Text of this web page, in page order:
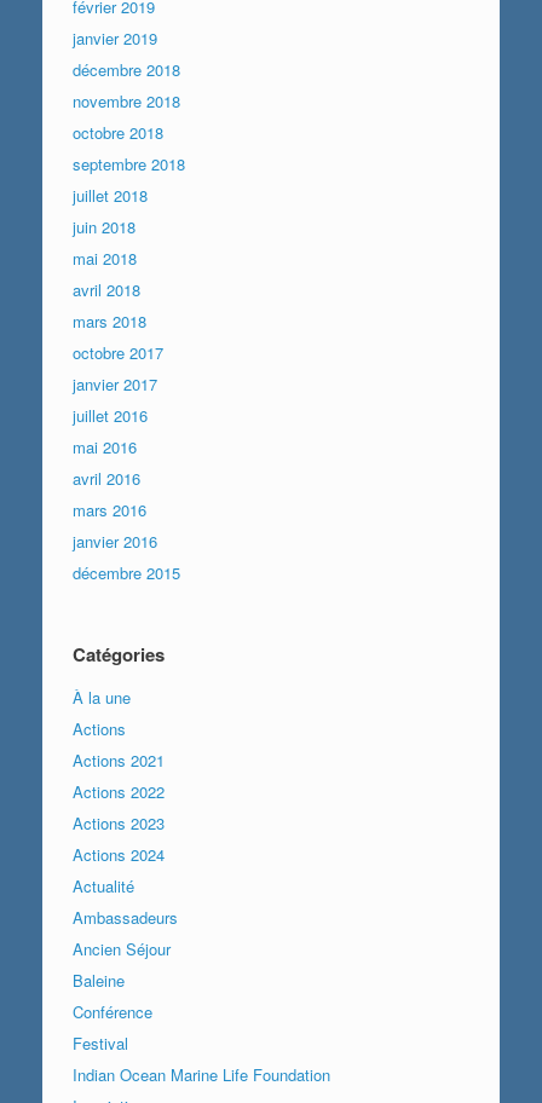
février 2019
janvier 2019
décembre 2018
novembre 2018
octobre 2018
septembre 2018
juillet 2018
juin 2018
mai 2018
avril 2018
mars 2018
octobre 2017
janvier 2017
juillet 2016
mai 2016
avril 2016
mars 2016
janvier 2016
décembre 2015
Catégories
À la une
Actions
Actions 2021
Actions 2022
Actions 2023
Actions 2024
Actualité
Ambassadeurs
Ancien Séjour
Baleine
Conférence
Festival
Indian Ocean Marine Life Foundation